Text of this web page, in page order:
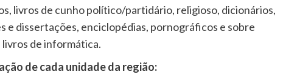
livros de cunho político/partidário, religioso, dicionários,
e dissertações, enciclopédias, pornográficos e sobre
livros de informática.
de cada unidade da região: